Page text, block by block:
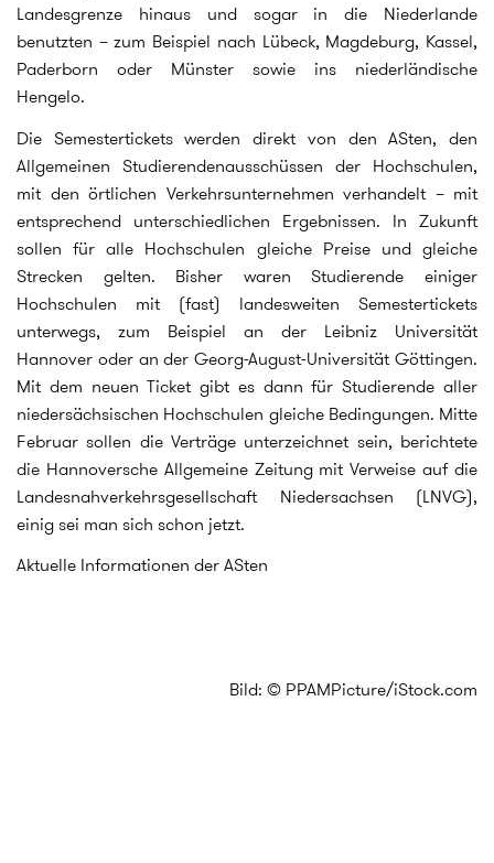
Landesgrenze hinaus und sogar in die Niederlande
benutzten – zum Beispiel nach Lübeck, Magdeburg, Kassel,
Paderborn oder Münster sowie ins niederländische
Hengelo.
Die Semestertickets werden direkt von den ASten, den
Allgemeinen Studierendenausschüssen der Hochschulen,
mit den örtlichen Verkehrsunternehmen verhandelt – mit
entsprechend unterschiedlichen Ergebnissen. In Zukunft
sollen für alle Hochschulen gleiche Preise und gleiche
Strecken gelten. Bisher waren Studierende einiger
Hochschulen mit (fast) landesweiten Semestertickets
unterwegs, zum Beispiel an der Leibniz Universität
Hannover oder an der Georg-August-Universität Göttingen.
Mit dem neuen Ticket gibt es dann für Studierende aller
niedersächsischen Hochschulen gleiche Bedingungen. Mitte
Februar sollen die Verträge unterzeichnet sein, berichtete
die Hannoversche Allgemeine Zeitung mit Verweise auf die
Landesnahverkehrsgesellschaft Niedersachsen (LNVG),
einig sei man sich schon jetzt.
Aktuelle Informationen der ASten
Bild: © PPAMPicture/iStock.com